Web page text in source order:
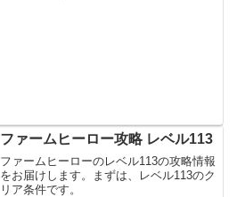
ファームヒーロー攻略 レベル113
ファームヒーローのレベル113の攻略情報
をお届けします。まずは、レベル113のク
リア条件です。